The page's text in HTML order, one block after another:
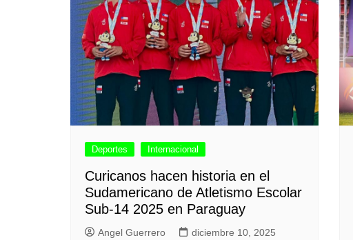
Deportes Internacional
Curicanos hacen historia en el
Sudamericano de Atletismo Escolar
Sub-14 2025 en Paraguay
Angel Guerrero diciembre 10, 2025